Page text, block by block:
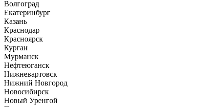
Волгоград
Екатеринбург
Казань
Краснодар
Красноярск
Курган
Мурманск
Нефтеюганск
Нижневартовск
Нижний Новгород
Новосибирск
Новый Уренгой